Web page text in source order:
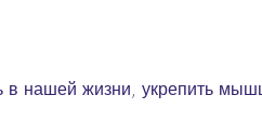
в нашей жизни, укрепить